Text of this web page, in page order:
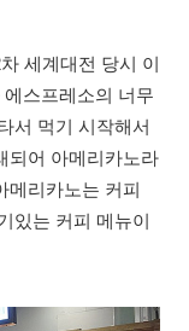
세계대전 당시 이
스프레소의 너무
서 먹기 시작해서
되어 아메리카노라
메리카노는 커피
있는 커피 메뉴이